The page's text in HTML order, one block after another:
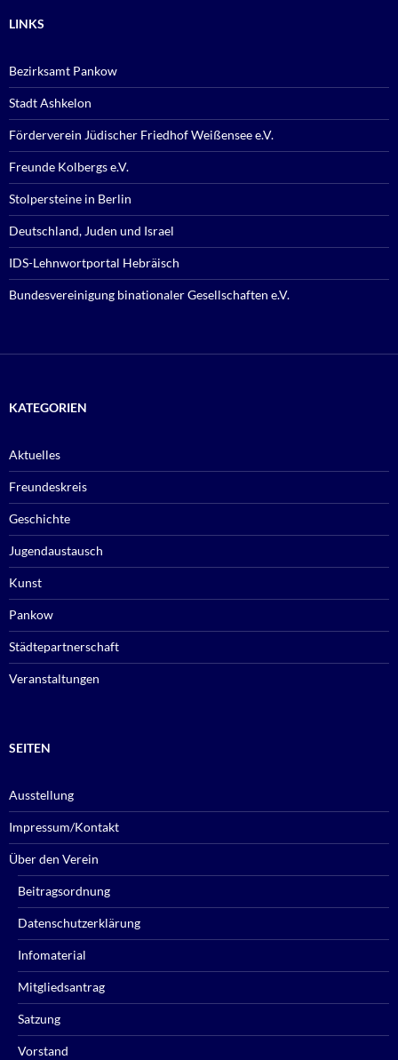
LINKS
Bezirksamt Pankow
Stadt Ashkelon
Förderverein Jüdischer Friedhof Weißensee e.V.
Freunde Kolbergs e.V.
Stolpersteine in Berlin
Deutschland, Juden und Israel
IDS-Lehnwortportal Hebräisch
Bundesvereinigung binationaler Gesellschaften e.V.
KATEGORIEN
Aktuelles
Freundeskreis
Geschichte
Jugendaustausch
Kunst
Pankow
Städtepartnerschaft
Veranstaltungen
SEITEN
Ausstellung
Impressum/Kontakt
Über den Verein
Beitragsordnung
Datenschutzerklärung
Infomaterial
Mitgliedsantrag
Satzung
Vorstand